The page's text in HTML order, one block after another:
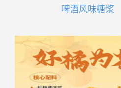
啤酒风味糖浆